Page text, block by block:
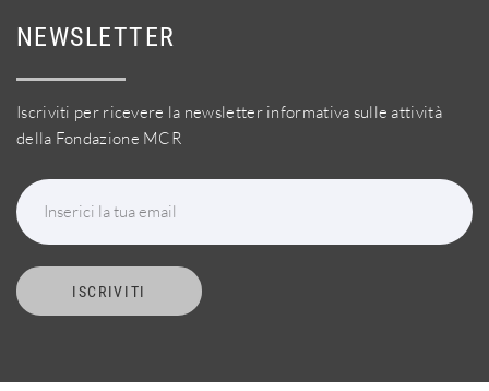
NEWSLETTER
Iscriviti per ricevere la newsletter informativa sulle attività
della Fondazione MCR
Inserici la tua email
ISCRIVITI